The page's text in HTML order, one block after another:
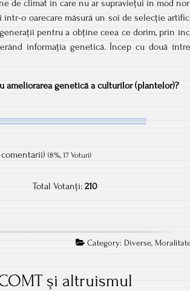
de climat în care nu ar supraviețui în mod
o oarecare măsură un soi de selecție
pentru a obține ceea ce dorim, prin
informația genetică. Încep cu două
ameliorarea genetică a culturilor (plantelor)?
(8%, 17 Voturi)
Total Votanți:210
Category: Diverse,
şi altruismul